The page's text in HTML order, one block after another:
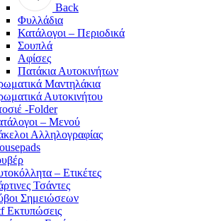
Back
Φυλλάδια
Κατάλογοι – Περιοδικά
Σουπλά
Αφίσες
Πατάκια Αυτοκινήτων
Μαντηλάκια
Αυτοκινήτου
-Folder
– Μενού
Αλληλογραφίας
– Ετικέτες
Τσάντες
Σημειώσεων
Εκτυπώσεις